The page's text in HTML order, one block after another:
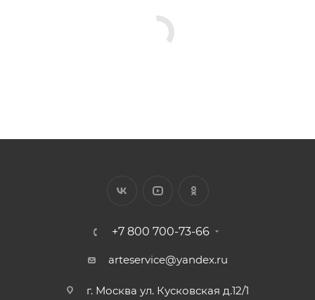
+7 800 700-73-66
arteservice@yandex.ru
г. Москва ул. Кусковская д.12/1